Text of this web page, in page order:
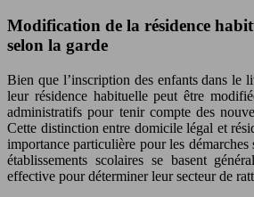
Modification de la résidence
selon la garde
Bien que l’inscription des enfants dans le
leur résidence habituelle peut être
administratifs pour tenir compte des
Cette distinction entre domicile légal et
importance particulière pour les démarches
établissements scolaires se basent
effective pour déterminer leur secteur de